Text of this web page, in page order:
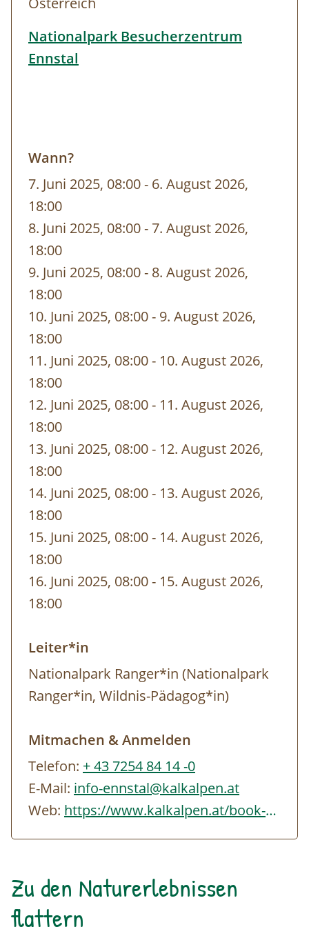
Höhlentour
Helme und Stirnlampen, Dauer ca. 2,5
Stunden)
Info & Buchung:
Besucherzentrum Ennstal
+ 43 7254/8414,
Infostelle Windischgarsten
+ 43 7562/5266-17,info-wdg@kalkalpen.at
Villa Sonnwend National Park Lodge
+ 43 7562/20592,
sonnwend@kalkalpen.at
Zum Treffpunkt:
DasNationalpark Besucherzentrum
Ennstal
liegt direkt an der
Eisenbundesstraße zwischen den Orten 4462
Reichraming und 4463 Großraming.
Nationalpark Infostelle und
Tourismusbüro Steyr und die
Nationalpark Region
Ausstellung Wunderwelt Waldwildnis
Nationalpark Shop
Besucherzentrum
Nationalpark Besucherzentrum
Ennstal
Wann?
7. Juni 2025, 08:00- bis
6. August 2026,
18:00
8. Juni 2025, 08:00- bis
7. August 2026,
18:00
9. Juni 2025, 08:00- bis
8. August 2026,
18:00
10. Juni 2025, 08:00- bis
9. August 2026,
18:00
11. Juni 2025, 08:00- bis
10. August 2026,
18:00
12. Juni 2025, 08:00- bis
11. August 2026,
18:00
13. Juni 2025, 08:00- bis
12. August 2026,
18:00
14. Juni 2025, 08:00- bis
13. August 2026,
18:00
15. Juni 2025, 08:00- bis
14. August 2026,
18:00
16. Juni 2025, 08:00- bis
15. August 2026,
18:00
Leiter*in
Nationalpark Ranger*in (Nationalpark
Ranger*in, Wildnis-Pädagog*in)
Mitmachen & Anmelden
Telefon: + 43 7254 84 14 -0
E-Mail: info-ennstal@kalkalpen.at
Web:
https://www.kalkalpen.at/book-a-ranger
Zu den Naturerlebnissen
flattern